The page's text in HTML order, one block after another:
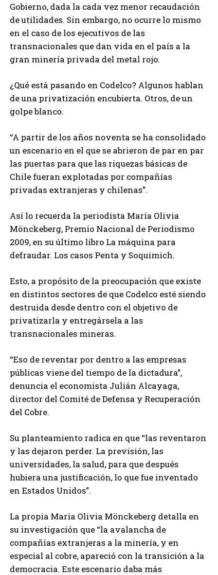
Gobierno, dada la cada vez menor recaudación
de utilidades. Sin embargo, no ocurre lo mismo
en el caso de los ejecutivos de las
transnacionales que dan vida en el país a la
gran minería privada del metal rojo.
¿Qué está pasando en Codelco? Algunos hablan
de una privatización encubierta. Otros, de un
golpe blanco.
“A partir de los años noventa se ha consolidado
un escenario en el que se abrieron de par en par
las puertas para que las riquezas básicas de
Chile fueran explotadas por compañías
privadas extranjeras y chilenas”.
Así lo recuerda la periodista María Olivia
Mönckeberg, Premio Nacional de Periodismo
2009, en su último libro La máquina para
defraudar. Los casos Penta y Soquimich.
Esto, a propósito de la preocupación que existe
en distintos sectores de que Codelco esté siendo
destruida desde dentro con el objetivo de
privatizarla y entregársela a las
transnacionales mineras.
“Eso de reventar por dentro a las empresas
públicas viene del tiempo de la dictadura”,
denuncia el economista Julián Alcayaga,
director del Comité de Defensa y Recuperación
del Cobre.
Su planteamiento radica en que “las reventaron
y las dejaron perder. La previsión, las
universidades, la salud, para que después
hubiera una justificación, lo que fue inventado
en Estados Unidos”.
La propia María Olivia Mönckeberg detalla en
su investigación que “la avalancha de
compañías extranjeras a la minería, y en
especial al cobre, apareció con la transición a la
democracia. Este escenario daba más